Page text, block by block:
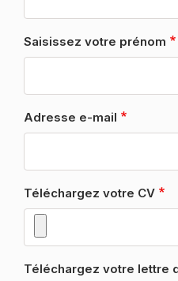
Saisissez votre prénom
Adresse e-mail
Téléchargez votre CV
Limité à 50 Mo.
Téléchargez votre lettre